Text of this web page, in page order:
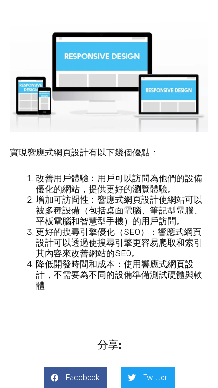
實現響應式網頁設計有以下幾個優點：
改善用戶體驗：用戶可以訪問為他們的設備
優化的網站，提供更好的瀏覽體驗。
增加可訪問性：響應式網頁設計使網站可以
被多種設備（包括桌面電腦、筆記型電腦、
平板電腦和智慧型手機）的用戶訪問。
更好的搜尋引擎優化（SEO）：響應式網頁
設計可以透過使搜尋引擎更容易爬取和索引
其內容來改善網站的SEO。
降低開發時間和成本：使用響應式網頁設
計 ，不需要為不同的設備準備測試硬體與軟
體
分享:
Facebook Twitter